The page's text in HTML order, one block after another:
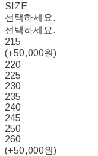
SIZE
선택하세요.
선택하세요.
215
(+50,000원)
220
225
230
235
240
245
250
260
(+50,000원)